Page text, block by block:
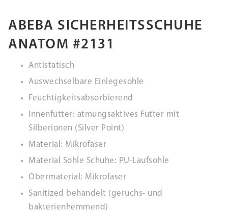
ABEBA SICHERHEITSSCHUHE
ANATOM #2131
Antistatisch
Auswechselbare Einlegesohle
Feuchtigkeitsabsorbierend
Innenfutter: atmungsaktives Futter mit
Silberionen (Silver Point)
Material: Mikrofaser
Material Sohle Schuhe: PU-Laufsohle
Obermaterial: Mikrofaser
Sanitized behandelt (geruchs- und
bakterienhemmend)